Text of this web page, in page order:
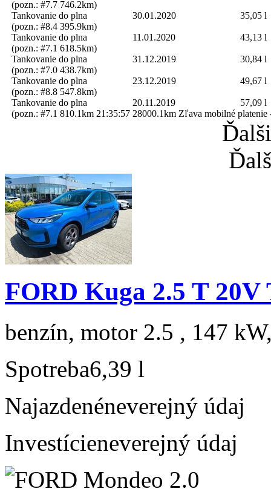
(pozn.: #7.7 746.2km)
Tankovanie do plna
30.01.2020
35,05 l
(pozn.: #8.4 395.9km)
Tankovanie do plna
11.01.2020
43,13 l
(pozn.: #7.1 618.5km)
Tankovanie do plna
31.12.2019
30,84 l
(pozn.: #7.0 438.7km)
Tankovanie do plna
23.12.2019
49,67 l
(pozn.: #8.8 547.8km)
Tankovanie do plna
20.11.2019
57,09 l
(pozn.: #7.1 810.1km 21:35:57 28000.1km Zľava mobilné
FORD Kuga 2.5 T 20V
benzín, motor 2.5 , 147
Spotreba6,39 l
Najazdenéneverejný údaj
Investícieneverejný údaj